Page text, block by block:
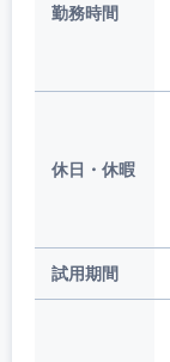
勤務時間
休日・休暇
試用期間